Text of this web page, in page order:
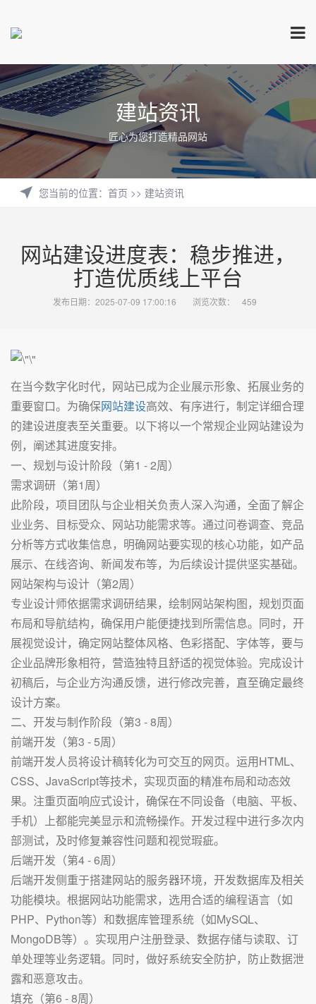
建站资讯
匠心为您打造精品网站
您当前的位置： 首页 >> 建站资讯
网站建设进度表：稳步推进，
打造优质线上平台
发布日期：2025-07-09 17:00:16 浏览次数： 459
在当今数字化时代，网站已成为企业展示形象、拓展业务的
重要窗口。为确保网站建设高效、有序进行，制定详细合理
的建设进度表至关重要。以下将以一个常规企业网站建设为
例，阐述其进度安排。
一、规划与设计阶段（第1 - 2周）
需求调研（第1周）
此阶段，项目团队与企业相关负责人深入沟通，全面了解企
业业务、目标受众、网站功能需求等。通过问卷调查、竞品
分析等方式收集信息，明确网站要实现的核心功能，如产品
展示、在线咨询、新闻发布等，为后续设计提供坚实基础。
网站架构与设计（第2周）
专业设计师依据需求调研结果，绘制网站架构图，规划页面
布局和导航结构，确保用户能便捷找到所需信息。同时，开
展视觉设计，确定网站整体风格、色彩搭配、字体等，要与
企业品牌形象相符，营造独特且舒适的视觉体验。完成设计
初稿后，与企业方沟通反馈，进行修改完善，直至确定最终
设计方案。
二、开发与制作阶段（第3 - 8周）
前端开发（第3 - 5周）
前端开发人员将设计稿转化为可交互的网页。运用HTML、
CSS、JavaScript等技术，实现页面的精准布局和动态效
果。注重页面响应式设计，确保在不同设备（电脑、平板、
手机）上都能完美显示和流畅操作。开发过程中进行多次内
部测试，及时修复兼容性问题和视觉瑕疵。
后端开发（第4 - 6周）
后端开发侧重于搭建网站的服务器环境，开发数据库及相关
功能模块。根据网站功能需求，选用合适的编程语言（如
PHP、Python等）和数据库管理系统（如MySQL、
MongoDB等）。实现用户注册登录、数据存储与读取、订
单处理等业务逻辑。同时，做好系统安全防护，防止数据泄
露和恶意攻击。
填充（第6 - 8周）